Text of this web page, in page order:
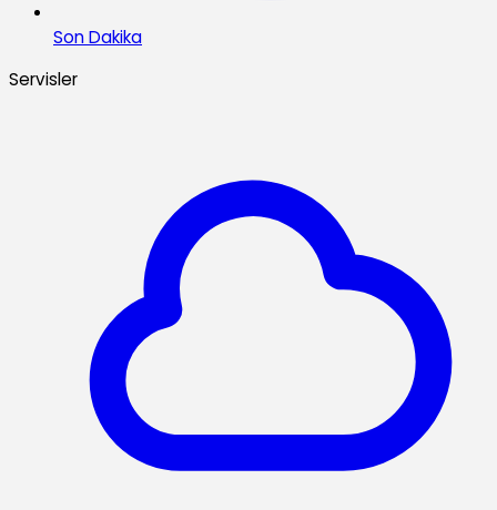
Son Dakika
Servisler